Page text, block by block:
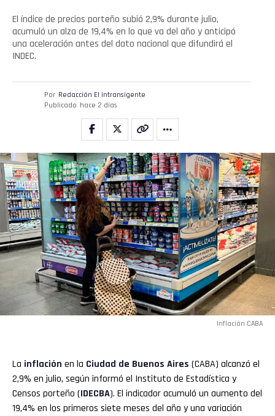
El índice de precios porteño subió 2,9% durante julio,
acumuló un alza de 19,4% en lo que va del año y anticipó
una aceleración antes del dato nacional que difundirá el
INDEC.
Por Redacción El intransigente
Publicado hace 2 días
Inflación CABA
La inflación en la Ciudad de Buenos Aires (CABA) alcanzó el
2,9% en julio, según informó el Instituto de Estadística y
Censos porteño (IDECBA). El indicador acumuló un aumento del
19,4% en los primeros siete meses del año y una variación